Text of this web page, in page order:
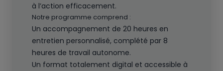
à l’action efficacement.
Notre programme comprend :
Un accompagnement de 20 heures en
entretien personnalisé, complété par 8
heures de travail autonome.
Un format totalement digital et accessible à